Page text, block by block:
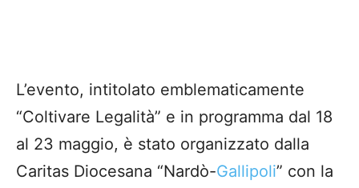
L’evento, intitolato emblematicamente
“Coltivare Legalità” e in programma dal 18
al 23 maggio, è stato organizzato dalla
Caritas Diocesana “Nardò-Gallipoli” con la